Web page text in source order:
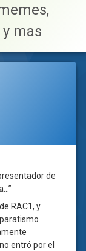
mas
de
RAC1, y
entró por el